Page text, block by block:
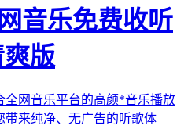
音乐免费收听
爽版
全网音乐平台的高颜*音乐播放
来纯净、无广告的听歌体